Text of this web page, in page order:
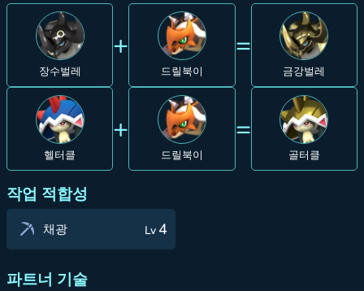
장수벌레
+
드릴북이
=
금강벌레
헬터클
+
드릴북이
=
골터클
작업 적합성
채광 Lv4
파트너 기술